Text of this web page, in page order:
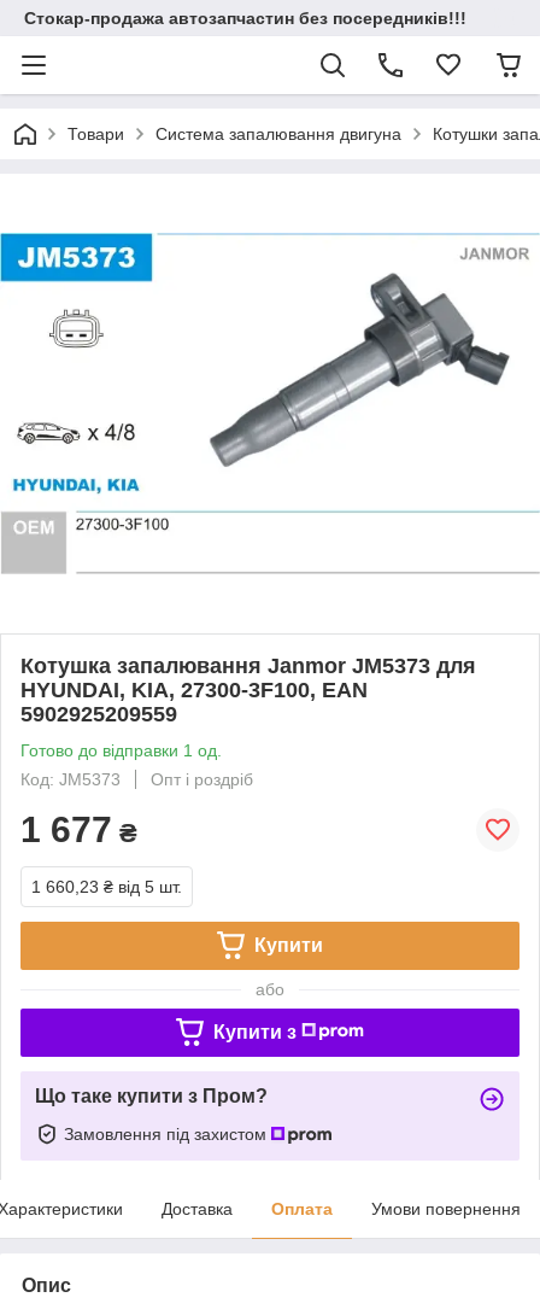
Стокар-продажа автозапчастин без посередників!!!
Товари Система запалювання двигуна Котушки
Котушка запалювання Janmor JM5373 для
HYUNDAI, KIA, 27300-3F100, EAN
5902925209559
Готово до відправки 1 од.
Код: JM5373
Опт і роздріб
1 677 ₴
1 660,23 ₴ від 5 шт.
Купити
або
Купити з
Що таке купити з Пром?
Замовлення під захистом
Доставка Оплата Умови повернення
Опис